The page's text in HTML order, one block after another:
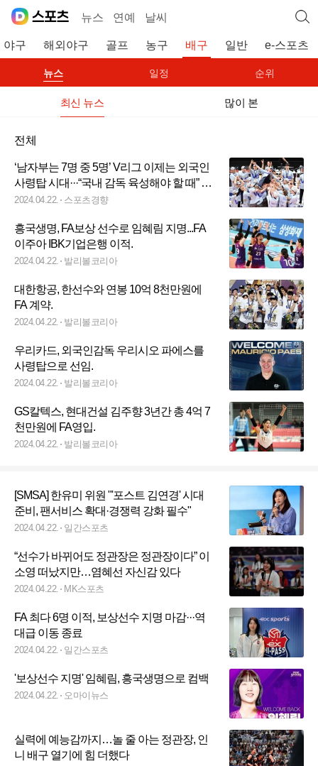
뉴스 연예 날씨
야구 해외야구 골프 농구 배구 일반 e-스포츠
뉴스 일정 순위
최신 뉴스 많이 본
전체
‘남자부는 7명 중 5명’ V리그 이제는 외국인
사령탑 시대···“국내 감독 육성해야 할 때” 목
소리도
2024.04.22. 스포츠경향
흥국생명, FA보상 선수로 임혜림 지명...FA
이주아 IBK기업은행 이적.
2024.04.22. 발리볼코리아
대한항공, 한선수와 연봉 10억 8천만원에
FA 계약.
2024.04.22. 발리볼코리아
우리카드, 외국인감독 우리시오 파에스를
사령탑으로 선임.
2024.04.22. 발리볼코리아
GS칼텍스, 현대건설 김주향 3년간 총 4억 7
천만원에 FA영입.
2024.04.22. 발리볼코리아
[SMSA] 한유미 위원 "'포스트 김연경' 시대
준비, 팬서비스 확대·경쟁력 강화 필수"
2024.04.22. 일간스포츠
“선수가 바뀌어도 정관장은 정관장이다” 이
소영 떠났지만…염혜선 자신감 있다
2024.04.22. MK스포츠
FA 최다 6명 이적, 보상선수 지명 마감···역
대급 이동 종료
2024.04.22. 일간스포츠
'보상선수 지명' 임혜림, 흥국생명으로 컴백
2024.04.22. 오마이뉴스
실력에 예능감까지…놀 줄 아는 정관장, 인
니 배구 열기에 힘 더했다